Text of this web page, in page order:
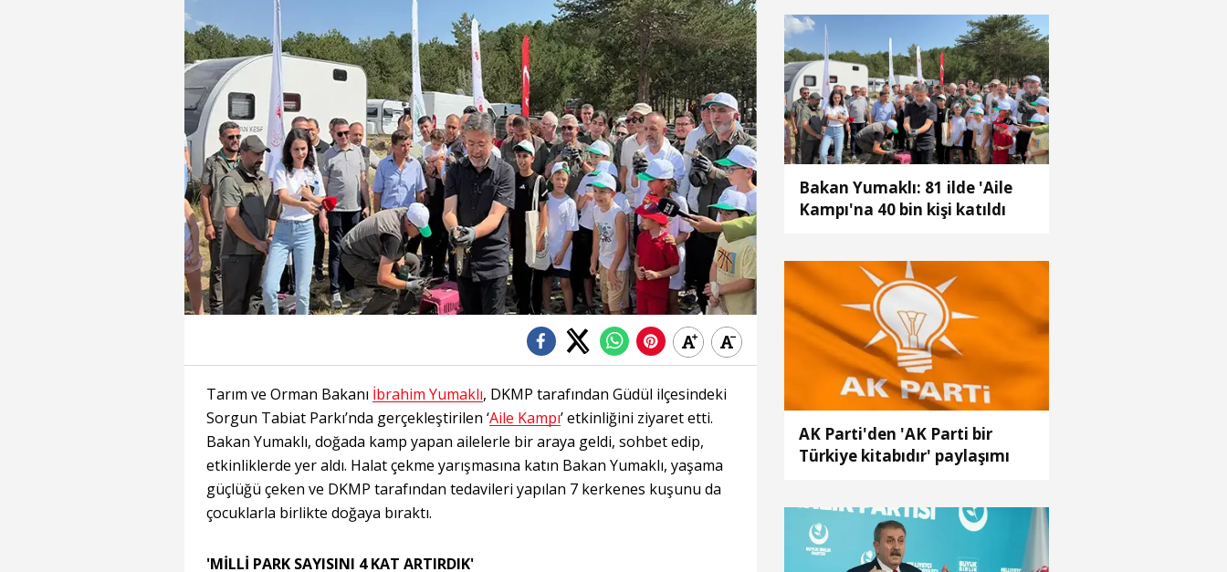
Tarım ve Orman Bakanı İbrahim Yumaklı, DKMP tarafından Güdül ilçesindeki
Sorgun Tabiat Parkı’nda gerçekleştirilen ‘Aile Kampı’ etkinliğini ziyaret etti.
Bakan Yumaklı, doğada kamp yapan ailelerle bir araya geldi, sohbet edip,
etkinliklerde yer aldı. Halat çekme yarışmasına katın Bakan Yumaklı, yaşama
güçlüğü çeken ve DKMP tarafından tedavileri yapılan 7 kerkenes kuşunu da
çocuklarla birlikte doğaya bıraktı.
'MİLLİ PARK SAYISINI 4 KAT ARTIRDIK'
Bakan Yumaklı: 81 ilde 'Aile
Kampı'na 40 bin kişi katıldı
AK Parti'den 'AK Parti bir
Türkiye kitabıdır' paylaşımı